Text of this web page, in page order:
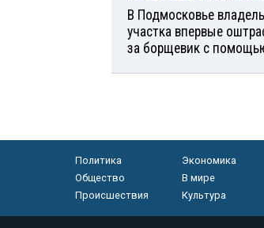
В Подмосковье
участка впервые
за борщевик с
Политика
Экономика
Общество
В мире
Происшествия
Культура